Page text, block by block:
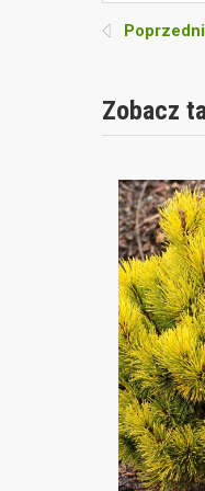
Poprzedni
Zobacz